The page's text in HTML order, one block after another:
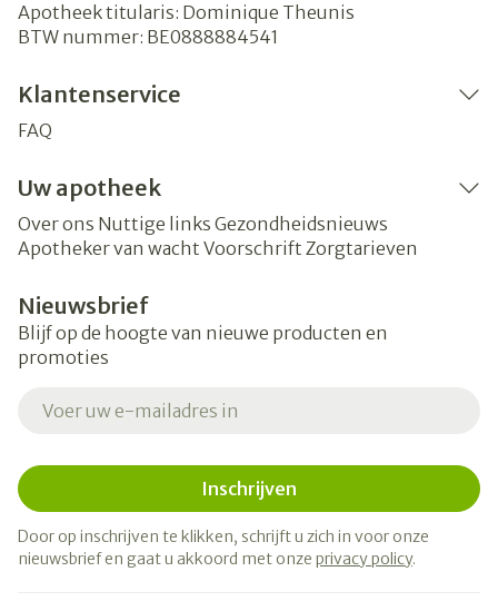
Apotheek titularis: Dominique Theunis
BTW nummer: BE0888884541
Klantenservice
FAQ
Uw apotheek
Over ons Nuttige links Gezondheidsnieuws
Apotheker van wacht Voorschrift Zorgtarieven
Nieuwsbrief
Blijf op de hoogte van nieuwe producten en
promoties
Inschrijven
Door op inschrijven te klikken, schrijft u zich in voor onze
nieuwsbrief en gaat u akkoord met onze privacy policy.